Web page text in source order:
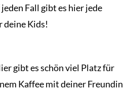
Fall gibt es hier jede
deine Kids!
gibt es schön viel Platz für
Kaffee mit deiner Freundin